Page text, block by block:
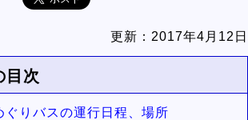
更新： 2017年4月12日
目次
ぐりバスの運行日程、場所